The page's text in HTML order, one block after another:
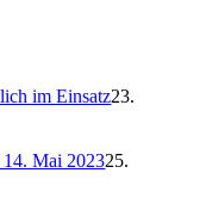
im Einsatz23.
14. Mai 202325.